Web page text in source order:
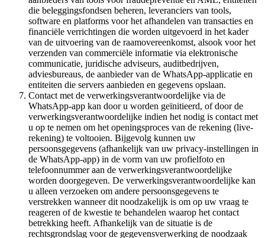
die beleggingsfondsen beheren, leveranciers van tools,
software en platforms voor het afhandelen van transacties en
financiële verrichtingen die worden uitgevoerd in het kader
van de uitvoering van de raamovereenkomst, alsook voor het
verzenden van commerciële informatie via elektronische
communicatie, juridische adviseurs, auditbedrijven,
adviesbureaus, de aanbieder van de WhatsApp-applicatie en
entiteiten die servers aanbieden en gegevens opslaan.
Contact met de verwerkingsverantwoordelijke via de
WhatsApp-app kan door u worden geïnitieerd, of door de
verwerkingsverantwoordelijke indien het nodig is contact met
u op te nemen om het openingsproces van de rekening (live-
rekening) te voltooien. Bijgevolg kunnen uw
persoonsgegevens (afhankelijk van uw privacy-instellingen in
de WhatsApp-app) in de vorm van uw profielfoto en
telefoonnummer aan de verwerkingsverantwoordelijke
worden doorgegeven. De verwerkingsverantwoordelijke kan
u alleen verzoeken om andere persoonsgegevens te
verstrekken wanneer dit noodzakelijk is om op uw vraag te
reageren of de kwestie te behandelen waarop het contact
betrekking heeft. Afhankelijk van de situatie is de
rechtsgrondslag voor de gegevensverwerking de noodzaak